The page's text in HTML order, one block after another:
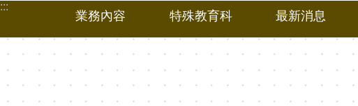
跳到主要內容區塊
:::
業務內容 特殊教育科 最新消息